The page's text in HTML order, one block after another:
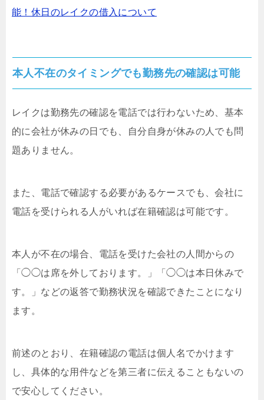
能！休日のレイクの借入について
本人不在のタイミングでも勤務先の確認は可能
レイクは勤務先の確認を電話では行わないため、基本
的に会社が休みの日でも、自分自身が休みの人でも問
題ありません。
また、電話で確認する必要があるケースでも、会社に
電話を受けられる人がいれば在籍確認は可能です。
本人が不在の場合、電話を受けた会社の人間からの
「◯◯は席を外しております。」「◯◯は本日休みで
す。」などの返答で勤務状況を確認できたことになり
ます。
前述のとおり、在籍確認の電話は個人名でかけます
し、具体的な用件などを第三者に伝えることもないの
で安心してください。